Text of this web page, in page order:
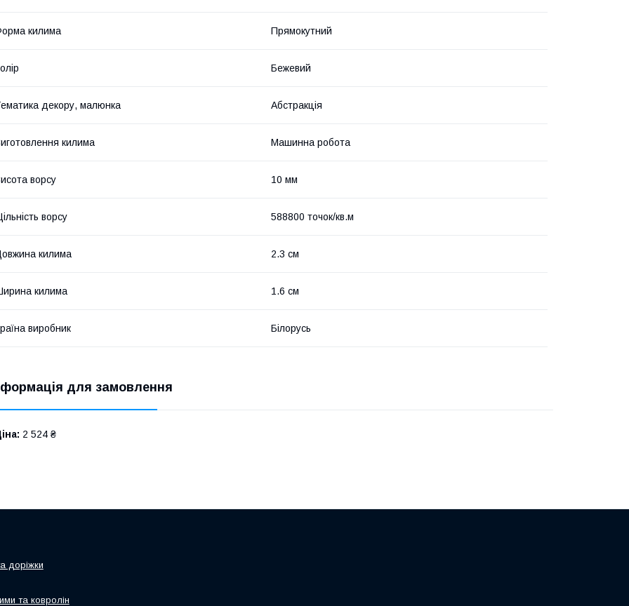
килима Прямокутний
Бежевий
декору, малюнка Абстракція
килима Машинна робота
ворсу 10 мм
ворсу 588800 точок/кв.м
килима 2.3 см
килима 1.6 см
виробник Білорусь
для замовлення
2 524 ₴
доріжки
та ковролін